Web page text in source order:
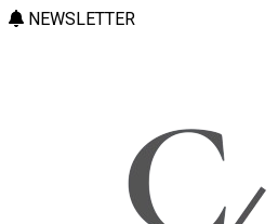
NEWSLETTER